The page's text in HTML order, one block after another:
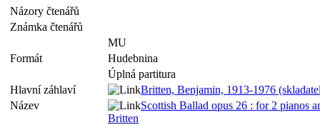
Názory čtenářů
Známka čtenářů
MU
Formát
Hudebnina
Úplná partitura
Hlavní záhlaví
Britten, Benjamin, 1913-1976
Název
Scottish Ballad opus 26 : for 2 pianos
Britten